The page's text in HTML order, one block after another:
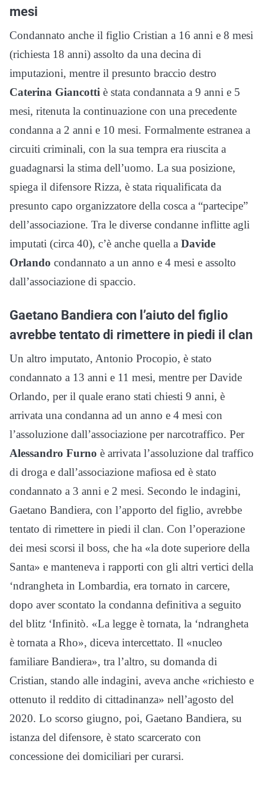
mesi
Condannato anche il figlio Cristian a 16 anni e 8 mesi
(richiesta 18 anni) assolto da una decina di
imputazioni, mentre il presunto braccio destro
Caterina Giancotti è stata condannata a 9 anni e 5
mesi, ritenuta la continuazione con una precedente
condanna a 2 anni e 10 mesi. Formalmente estranea a
circuiti criminali, con la sua tempra era riuscita a
guadagnarsi la stima dell’uomo. La sua posizione,
spiega il difensore Rizza, è stata riqualificata da
presunto capo organizzatore della cosca a “partecipe”
dell’associazione. Tra le diverse condanne inflitte agli
imputati (circa 40), c’è anche quella a Davide
Orlando condannato a un anno e 4 mesi e assolto
dall’associazione di spaccio.
Gaetano Bandiera con l’aiuto del figlio
avrebbe tentato di rimettere in piedi il clan
Un altro imputato, Antonio Procopio, è stato
condannato a 13 anni e 11 mesi, mentre per Davide
Orlando, per il quale erano stati chiesti 9 anni, è
arrivata una condanna ad un anno e 4 mesi con
l’assoluzione dall’associazione per narcotraffico. Per
Alessandro Furno è arrivata l’assoluzione dal traffico
di droga e dall’associazione mafiosa ed è stato
condannato a 3 anni e 2 mesi. Secondo le indagini,
Gaetano Bandiera, con l’apporto del figlio, avrebbe
tentato di rimettere in piedi il clan. Con l’operazione
dei mesi scorsi il boss, che ha «la dote superiore della
Santa» e manteneva i rapporti con gli altri vertici della
‘ndrangheta in Lombardia, era tornato in carcere,
dopo aver scontato la condanna definitiva a seguito
del blitz ‘Infinitò. «La legge è tornata, la ‘ndrangheta
è tornata a Rho», diceva intercettato. Il «nucleo
familiare Bandiera», tra l’altro, su domanda di
Cristian, stando alle indagini, aveva anche «richiesto e
ottenuto il reddito di cittadinanza» nell’agosto del
2020. Lo scorso giugno, poi, Gaetano Bandiera, su
istanza del difensore, è stato scarcerato con
concessione dei domiciliari per curarsi.